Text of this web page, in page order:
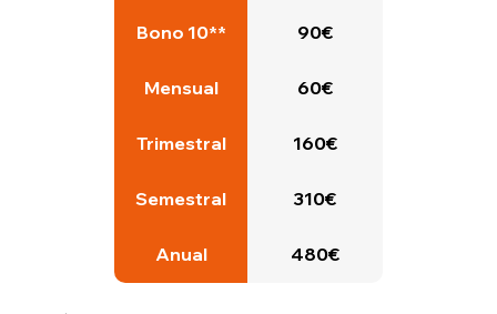
Bono 10** 90€
Mensual 60€
Trimestral 160€
Semestral 310€
Anual 480€